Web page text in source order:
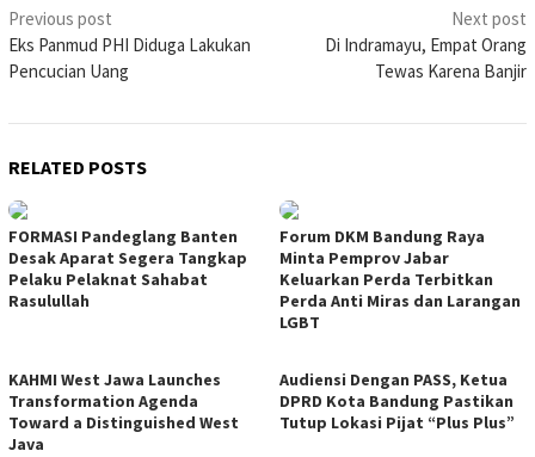
Post
navigation
Previous post
Eks Panmud PHI Diduga Lakukan
Pencucian Uang
Next post
Di Indramayu, Empat Orang
Tewas Karena Banjir
RELATED POSTS
FORMASI Pandeglang Banten
Desak Aparat Segera Tangkap
Pelaku Pelaknat Sahabat
Rasulullah
Forum DKM Bandung Raya
Minta Pemprov Jabar
Keluarkan Perda Terbitkan
Perda Anti Miras dan Larangan
LGBT
KAHMI West Jawa Launches
Transformation Agenda
Toward a Distinguished West
Java
Audiensi Dengan PASS, Ketua
DPRD Kota Bandung Pastikan
Tutup Lokasi Pijat “Plus Plus”